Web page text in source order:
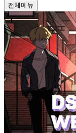
전체메뉴